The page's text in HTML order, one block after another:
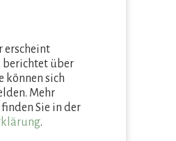
erscheint
über
können sich
Mehr
Sie in der
.